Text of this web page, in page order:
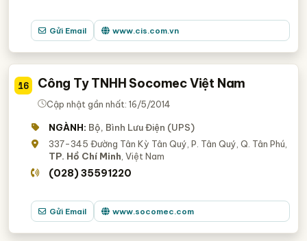
Gửi Email www.cis.com.vn
16 Công Ty TNHH Socomec Việt Nam
Cập nhật gần nhất: 16/5/2014
NGÀNH: Bộ, Bình Lưu Điện (UPS)
337-345 Đường Tân Kỳ Tân Quý, P. Tân Quý, Q. Tân Phú,
TP. Hồ Chí Minh, Việt Nam
(028) 35591220
Gửi Email www.socomec.com